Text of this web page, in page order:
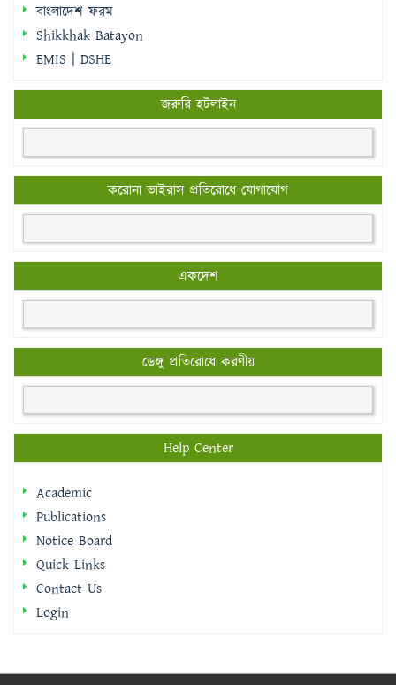
বাংলাদেশ ফরম
Shikkhak Batayon
EMIS | DSHE
জরুরি হটলাইন
করোনা ভাইরাস প্রতিরোধে যোগাযোগ
একদেশ
ডেঙ্গু প্রতিরোধে করণীয়
Help Center
Academic
Publications
Notice Board
Quick Links
Contact Us
Login